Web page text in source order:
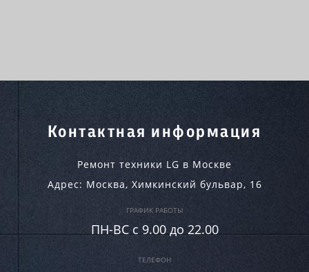
Контактная информация
Ремонт техники LG в Москве
Адрес: Москва, Химкинский бульвар, 16
ГРАФИК РАБОТЫ
ПН-ВC c 9.00 до 22.00
ТЕЛЕФОН